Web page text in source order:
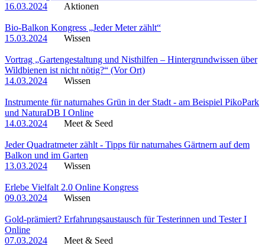
16.03.2024
Aktionen
Bio-Balkon Kongress „Jeder Meter zählt“
15.03.2024
Wissen
Vortrag „Gartengestaltung und Nisthilfen – Hintergrundwissen über
Wildbienen ist nicht nötig?“ (Vor Ort)
14.03.2024
Wissen
Instrumente für naturnahes Grün in der Stadt - am Beispiel PikoPark
und NaturaDB I Online
14.03.2024
Meet & Seed
Jeder Quadratmeter zählt - Tipps für naturnahes Gärtnern auf dem
Balkon und im Garten
13.03.2024
Wissen
Erlebe Vielfalt 2.0 Online Kongress
09.03.2024
Wissen
Gold-prämiert? Erfahrungsaustausch für Testerinnen und Tester I
Online
07.03.2024
Meet & Seed